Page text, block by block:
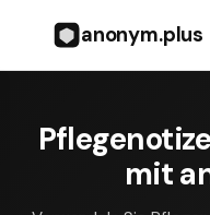
anonym.plus
mit